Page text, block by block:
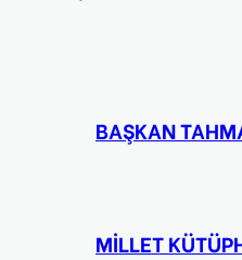
BAŞKAN
MİLLET